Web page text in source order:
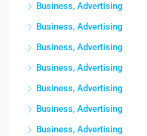
Business, Advertising
Business, Advertising
Business, Advertising
Business, Advertising
Business, Advertising
Business, Advertising
Business, Advertising